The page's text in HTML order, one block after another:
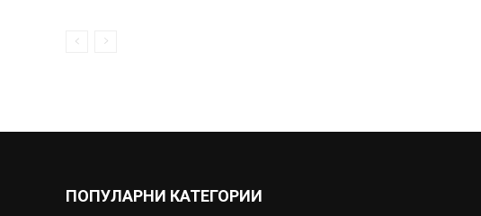
ПОПУЛАРНИ КАТЕГОРИИ